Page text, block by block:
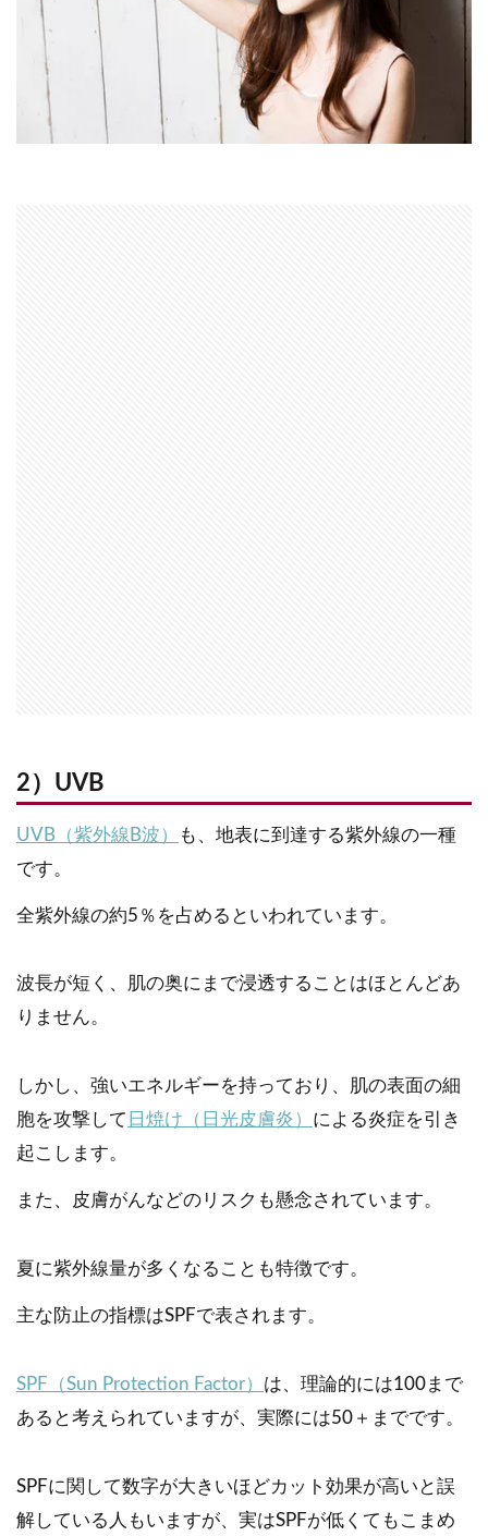
2）UVB
UVB（紫外線B波）
も、地表に到達する紫外線の一種
です。
全紫外線の約5％を占めるといわれています。
波長が短く、肌の奥にまで浸透することはほとんどあ
りません。
しかし、強いエネルギーを持っており、肌の表面の細
胞を攻撃して 日焼け（日光皮膚炎） による炎症を引き
起こします。
また、皮膚がんなどのリスクも懸念されています。
夏に紫外線量が多くなることも特徴です。
主な防止の指標はSPFで表されます。
SPF（Sun Protection Factor） は、理論的には100まで
あると考えられていますが、実際には50＋までです。
SPFに関して数字が大きいほどカット効果が高いと誤
解している人もいますが、実はSPFが低くてもこまめ